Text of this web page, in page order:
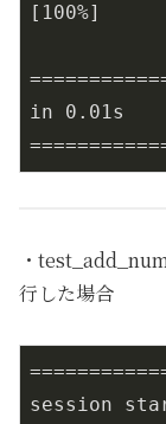
[100%]
in 0.01s
・
行した場合
session